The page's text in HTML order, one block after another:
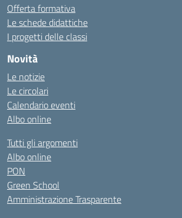
Offerta formativa
Le schede didattiche
I progetti delle classi
Novità
Le notizie
Le circolari
Calendario eventi
Albo online
Tutti gli argomenti
Albo online
PON
Green School
Amministrazione Trasparente